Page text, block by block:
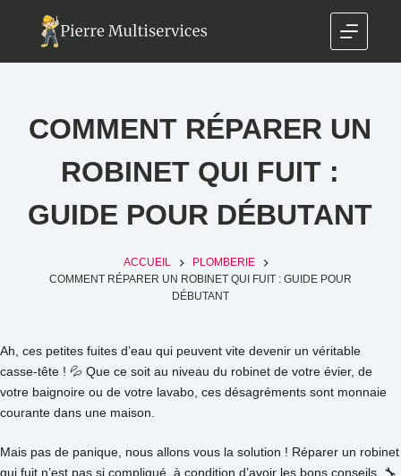
COMMENT RÉPARER UN
ROBINET QUI FUIT :
GUIDE POUR DÉBUTANT
ACCUEIL
PLOMBERIE
COMMENT RÉPARER UN ROBINET QUI FUIT : GUIDE POUR
DÉBUTANT
Ah, ces petites fuites d’eau qui peuvent vite devenir un véritable
casse-tête ! 💦 Que ce soit au niveau du robinet de votre évier, de
votre baignoire ou de votre lavabo, ces désagréments sont monnaie
courante dans une maison.
Mais pas de panique, nous allons vous la solution ! Réparer un robinet
qui fuit n’est pas si compliqué, à condition d’avoir les bons conseils. 🔧